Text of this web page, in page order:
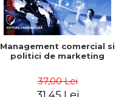
Management comercial si
politici de marketing
37,00 Lei
31,45 Lei